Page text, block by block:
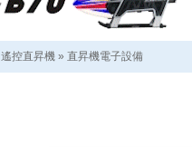
遙控直昇機 » 直昇機電子設備